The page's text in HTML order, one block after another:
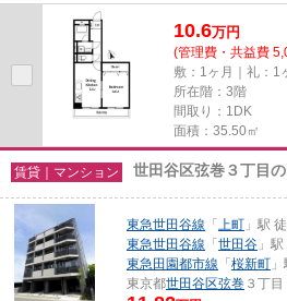
ニーズな駅近の物件で、徒歩1...
10.6万円
(管理費・共益費
敷：1ヶ月｜礼：1
所在階：3階
間取り：1DK
面積：35.50㎡
賃貸｜マンション 世田谷区弦巻３丁目
東急世田谷線 「 上町 」駅
東急世田谷線 「世田谷 」
東急田園都市線 「桜新町
東京都世田谷区弦巻 ３丁目